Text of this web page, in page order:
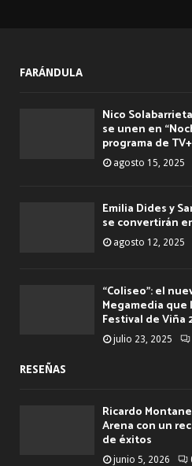
FARÁNDULA
Nico
se unen en
programa de TV+
agosto 15, 2025
Emilia Dides y
se convertirán
agosto 12, 2025
“Coliseo”: el
Megamedia que
Festival de Viña
julio 23, 2025
RESEÑAS
Ricardo
Arena con un
de éxitos
junio 5, 2026